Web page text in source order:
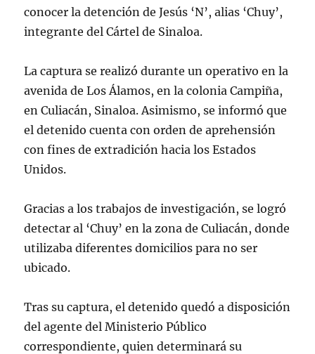
conocer la detención de Jesús ‘N’, alias ‘Chuy’,
integrante del Cártel de Sinaloa.
La captura se realizó durante un operativo en la
avenida de Los Álamos, en la colonia Campiña,
en Culiacán, Sinaloa. Asimismo, se informó que
el detenido cuenta con orden de aprehensión
con fines de extradición hacia los Estados
Unidos.
Gracias a los trabajos de investigación, se logró
detectar al ‘Chuy’ en la zona de Culiacán, donde
utilizaba diferentes domicilios para no ser
ubicado.
Tras su captura, el detenido quedó a disposición
del agente del Ministerio Público
correspondiente, quien determinará su